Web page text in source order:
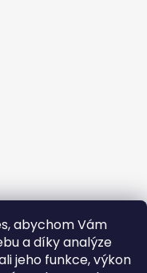
abychom Vám
a díky analýze
jeho funkce, výkon